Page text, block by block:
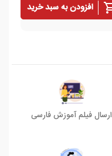
افزودن به سبد خرید
ارسال فیلم آموزش فارسی